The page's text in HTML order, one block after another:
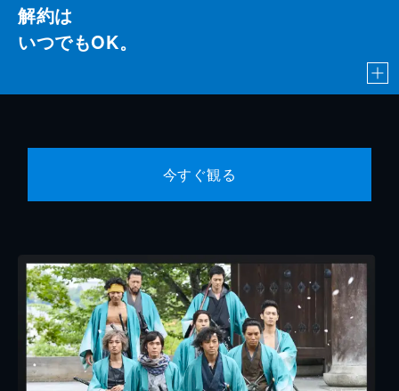
解約は
いつでもOK。
今すぐ観る